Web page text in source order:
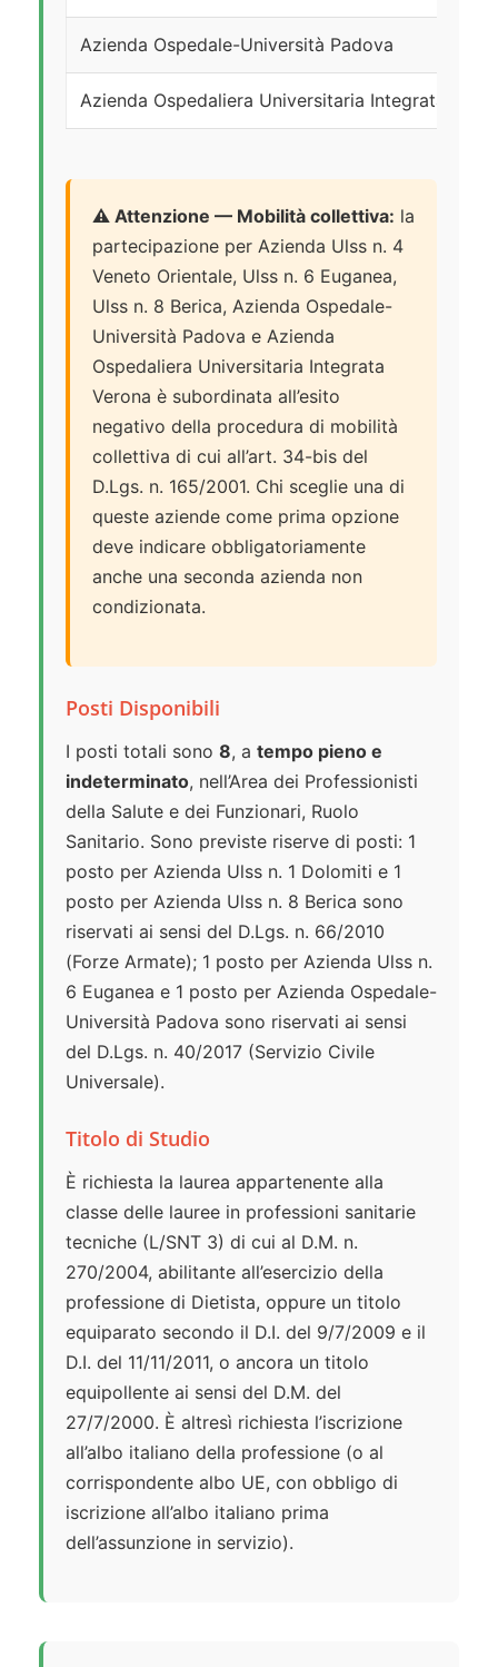
Azienda Ospedale-Università Padova
Azienda Ospedaliera Universitaria Integrata
⚠️ Attenzione — Mobilità collettiva: la
partecipazione per Azienda Ulss n. 4
Veneto Orientale, Ulss n. 6 Euganea,
Ulss n. 8 Berica, Azienda Ospedale-
Università Padova e Azienda
Ospedaliera Universitaria Integrata
Verona è subordinata all’esito
negativo della procedura di mobilità
collettiva di cui all’art. 34-bis del
D.Lgs. n. 165/2001. Chi sceglie una di
queste aziende come prima opzione
deve indicare obbligatoriamente
anche una seconda azienda non
condizionata.
Posti Disponibili
I posti totali sono 8, a tempo pieno e
indeterminato, nell’Area dei Professionisti
della Salute e dei Funzionari, Ruolo
Sanitario. Sono previste riserve di posti: 1
posto per Azienda Ulss n. 1 Dolomiti e 1
posto per Azienda Ulss n. 8 Berica sono
riservati ai sensi del D.Lgs. n. 66/2010
(Forze Armate); 1 posto per Azienda Ulss n.
6 Euganea e 1 posto per Azienda Ospedale-
Università Padova sono riservati ai sensi
del D.Lgs. n. 40/2017 (Servizio Civile
Universale).
Titolo di Studio
È richiesta la laurea appartenente alla
classe delle lauree in professioni sanitarie
tecniche (L/SNT 3) di cui al D.M. n.
270/2004, abilitante all’esercizio della
professione di Dietista, oppure un titolo
equiparato secondo il D.I. del 9/7/2009 e il
D.I. del 11/11/2011, o ancora un titolo
equipollente ai sensi del D.M. del
27/7/2000. È altresì richiesta l’iscrizione
all’albo italiano della professione (o al
corrispondente albo UE, con obbligo di
iscrizione all’albo italiano prima
dell’assunzione in servizio).